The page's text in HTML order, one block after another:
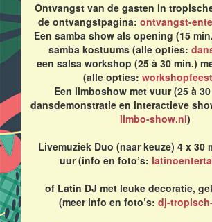
Ontvangst van de gasten in
de ontvangstpagina: ontvangst-
Een samba show als opening (15
samba kostuums (alle opties:
een salsa workshop (25 à 30 min.)
(alle opties:
Een limboshow met vuur (25 à
dansdemonstratie en interactieve
limbo-show.nl)
Livemuziek Duo (naar keuze) 4 x 30
uur (info en foto’s:
of Latin DJ met leuke decoratie,
(meer info en foto’s: dj-